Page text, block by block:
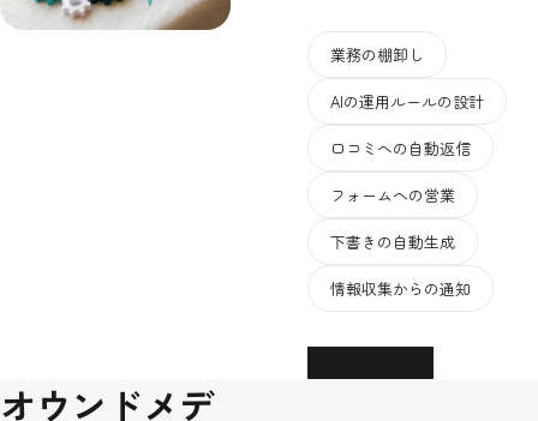
業務の棚卸し
AIの運用ルールの設計
口コミへの自動返信
フォームへの営業
下書きの自動生成
情報収集からの通知
オウンドメデ